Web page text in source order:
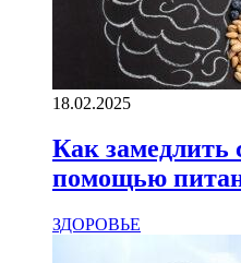
18.02.2025
Как замедлить
помощью
ЗДОРОВЬЕ